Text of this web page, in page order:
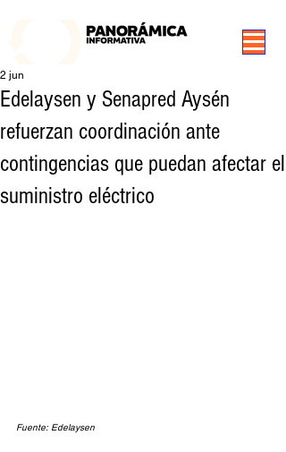
Edelaysen y Senapred Aysén
refuerzan coordinación ante
contingencias que puedan afectar el
suministro eléctrico
2 jun
Fuente: Edelaysen